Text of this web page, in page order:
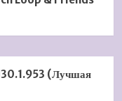
(Лучшая